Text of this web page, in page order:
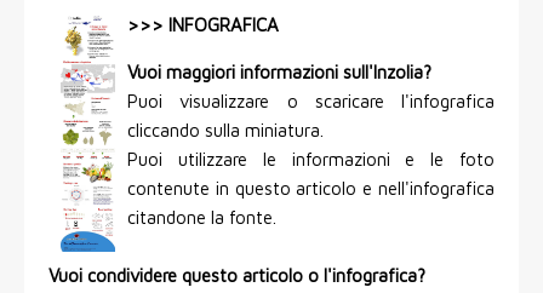
>>> INFOGRAFICA
Vuoi maggiori informazioni sull'Inzolia?
Puoi visualizzare o scaricare l'infografica
cliccando sulla miniatura.
Puoi utilizzare le informazioni e le foto
contenute in questo articolo e nell'infografica
citandone la fonte.
Vuoi condividere questo articolo o l'infografica?